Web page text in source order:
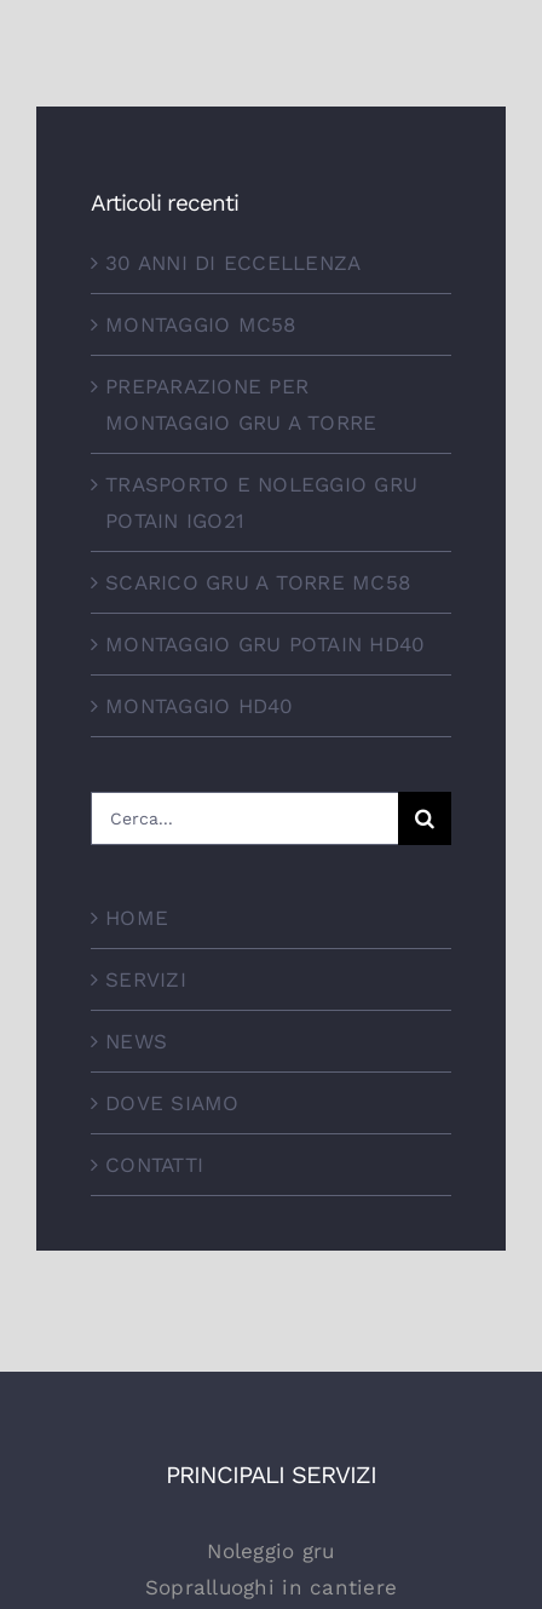
Articoli recenti
30 ANNI DI ECCELLENZA
MONTAGGIO MC58
PREPARAZIONE PER
MONTAGGIO GRU A TORRE
TRASPORTO E NOLEGGIO GRU
POTAIN IGO21
SCARICO GRU A TORRE MC58
MONTAGGIO GRU POTAIN HD40
MONTAGGIO HD40
Cerca
per:
HOME
SERVIZI
NEWS
DOVE SIAMO
CONTATTI
PRINCIPALI SERVIZI
Noleggio gru
Sopralluoghi in cantiere